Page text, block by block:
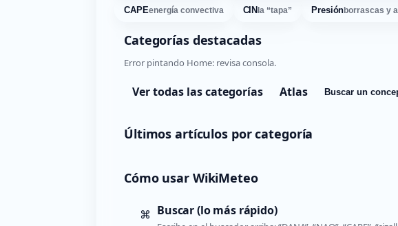
CAPEenergía convectiva CIN la “tapa” Presiónborrascas y
Categorías destacadas
Error pintando Home: revisa consola.
Ver todas las categorías Atlas Buscar un
Últimos artículos por categoría
Cómo usar WikiMeteo
⌘ Buscar (lo más rápido)